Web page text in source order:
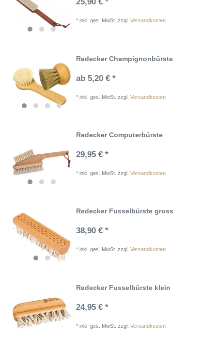
*inkl. ges. MwSt. zzgl.Versandkosten
Redecker Champignonbürste
ab 5,20 € *
*inkl. ges. MwSt. zzgl.Versandkosten
Redecker Computerbürste
29,95 € *
*inkl. ges. MwSt. zzgl.Versandkosten
Redecker Fusselbürste gross
38,90 € *
*inkl. ges. MwSt. zzgl.Versandkosten
Redecker Fusselbürste klein
24,95 € *
*inkl. ges. MwSt. zzgl.Versandkosten